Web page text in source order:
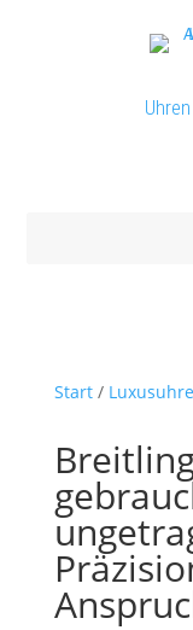
Start/